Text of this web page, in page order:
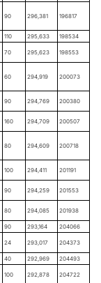
90 296,381 196817
110 295,633
198534
70 295,623 198553
60 294,919 200073
90 294,769 200380
160 294,709 200507
80 294,609 200718
100 294,411 201191
90 294,259 201553
80 294,085 201938
90 293,164
204066
24 293,017 204373
40 292,969
204493
100 292,878 204722